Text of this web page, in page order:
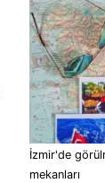
İzmir'de
mekanları